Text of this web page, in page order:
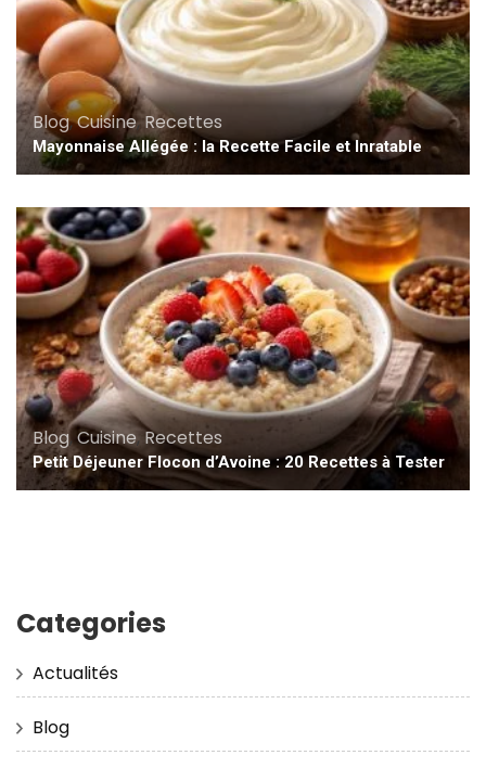
Blog,Cuisine,Recettes
Mayonnaise Allégée : la Recette Facile et Inratable
Blog,Cuisine, Recettes
Petit Déjeuner Flocon d’Avoine : 20 Recettes à Tester
Categories
Actualités
Blog